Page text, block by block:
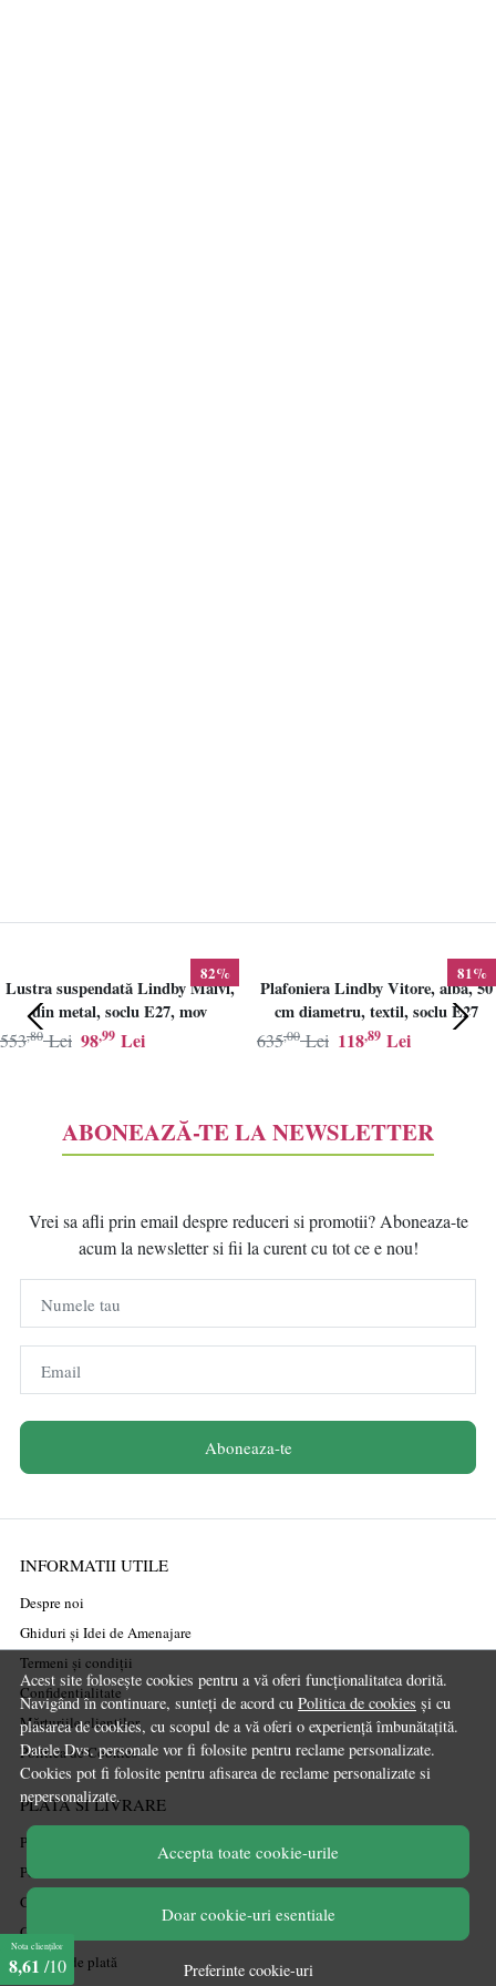
Acest site folosește cookies pentru a vă oferi funcționalitatea dorită.
Navigând în continuare, sunteți de acord cu Politica de cookies și cu
plasarea de cookies, cu scopul de a vă oferi o experiență îmbunătațită.
Datele Dvs. personale vor fi folosite pentru reclame personalizate.
Cookies pot fi folosite pentru afisarea de reclame personalizate si
nepersonalizate.
Accepta toate cookie-urile
Doar cookie-uri esentiale
Preferinte cookie-uri
82%
Lustra suspendată Lindby Maivi,
din metal, soclu E27, mov
98,99 Lei
553,80 Lei
81%
Plafoniera Lindby Vitore, alba, 50
cm diametru, textil, soclu E27
118,89 Lei
635,00 Lei
ABONEAZĂ-TE LA NEWSLETTER
Vrei sa afli prin email despre reduceri si promotii? Aboneaza-te
acum la newsletter si fii la curent cu tot ce e nou!
Numele tau
Email
Aboneaza-te
INFORMATII UTILE
Despre noi
Ghiduri și Idei de Amenajare
Termeni și condiții
Confidențialitate
Mărturiile clienților
Politica de Cookies
PLATA SI LIVRARE
Politica de transport
Politica de retur
Cum cumpăr
Coșul meu
Metode de plată
Nota clienților
8,61 /10